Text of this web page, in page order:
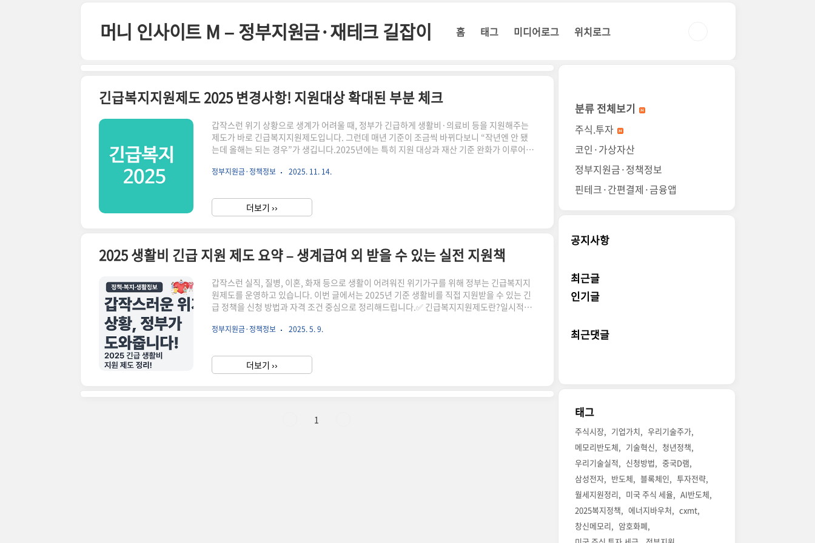
머니 인사이트 M – 정부지원금·재테크 길잡이 홈 태그 미디어로그 위치로그
긴급복지지원제도 2025 변경사항! 지원대상 확대된 부분 체크
갑작스런 위기 상황으로 생계가 어려울 때, 정부가 긴급하게 생활비·의료비 등을 지원해주는
제도가 바로 긴급복지지원제도입니다. 그런데 매년 기준이 조금씩 바뀌다보니 “작년엔 안 됐
는데 올해는 되는 경우”가 생깁니다.2025년에는 특히 지원 대상과 재산 기준 완화가 이루어
2025년 변경사항과 꼭 체크할 부분만 쉽고 명확하게 정리했습니다.⏳ 3분 요약 – 2025 긴급복
증금 인정범위 상향지원기간 유연화: 최대 4개월 → 상황 따라 연장 가능위기사유 추가: 정신
건강·돌봄 공백 등 신규 포함 검토신청절차 간소화: 증빙서류 간소화 &..
정부지원금·정책정보 2025. 11. 14.
더보기 ››
2025 생활비 긴급 지원 제도 요약 – 생계급여 외 받을 수 있는 실전 지원책
갑작스런 실직, 질병, 이혼, 화재 등으로 생활이 어려워진 위기가구를 위해 정부는 긴급복지지
원제도를 운영하고 있습니다. 이번 글에서는 2025년 기준 생활비를 직접 지원받을 수 있는 긴
급 정책을 신청 방법과 자격 조건 중심으로 정리해드립니다.✅ 긴급복지지원제도란?일시적인
는 제도입니다. 별도 소득 증빙 없이 상황 중심 판단으로 신속히 지급되며, 시·군·구청 또는 읍
으로 소득이 급감한 경우가족이 중환자/중병에 걸려 의료비 과부담 발생 시화재, 천재지변 등
재해 피해 시가정폭력·이혼 등 가정 해체 상황 발생 시사망·실종 등 생계..
정부지원금·정책정보 2025. 5. 9.
더보기 ››
1
분류 전체보기
주식.투자
코인·가상자산
정부지원금·정책정보
핀테크·간편결제·금융앱
공지사항
최근글
인기글
최근댓글
태그
주식시장 기업가치
우리기술주가
메모리반도체
기술혁신
청년정책
우리기술실적
신청방법
중국D램
삼성전자
반도체 블록체인
투자전략
월세지원정리
미국 주식 세율
AI반도체
2025복지정책
에너지바우처
cxmt
창신메모리
암호화폐